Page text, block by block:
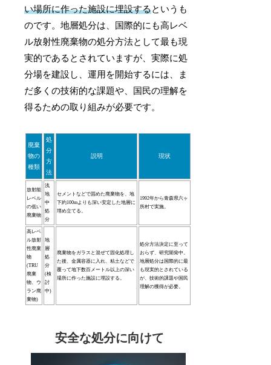
い場所に作った施設に埋設するというも
のです。地層処分は、国際的にも高レベ
ル放射性廃棄物の処分方法として最も現
実的であるとされていますが、実際に処
分場を建設し、運用を開始するには、ま
だ多くの技術的な課題や、国民の理解を
得るための取り組みが必要です。
廃棄
物の
種類
処
分
方
法
説明 現状
放射能
レベル
の低い
廃棄物
浅
地
中
処
分
セメントなどで固めた廃棄物を、地
下約100mよりも深い安定した地層に
埋め立てる。
1992年から青森県六ヶ
所村で実施。
高レベ
ル放射
性廃棄
物
(TRU
廃棄
物、ウ
ラン廃
棄物)
地
層
処
分
(検
討
中)
廃棄物をガラスと混ぜて固化処理し
た後、金属容器に入れ、粘土などで
覆って地下数百メートル以上の深い
場所に作った施設に埋設する。
処分方法決定に至って
おらず、研究開発中。
地層処分は国際的に最
も現実的とされている
が、技術的課題や国民
理解の獲得が必要。
安全な処分に向けて